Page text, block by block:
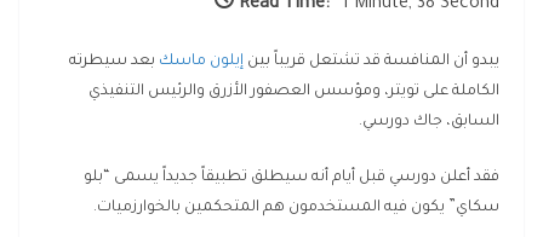
Read Time: 1 Minute, 38 Second
يبدو أن المنافسة قد تشتعل قريباً بين إيلون ماسك بعد سيطرته
الكاملة على تويتر، ومؤسس العصفور الأزرق والرئيس التنفيذي
السابق، جاك دورسي.
فقد أعلن دورسي قبل أيام أنه سيطلق تطبيقاً جديداً يسمى “بلو
سكاي” يكون فيه المستخدمون هم المتحكمين بالخوارزميات.